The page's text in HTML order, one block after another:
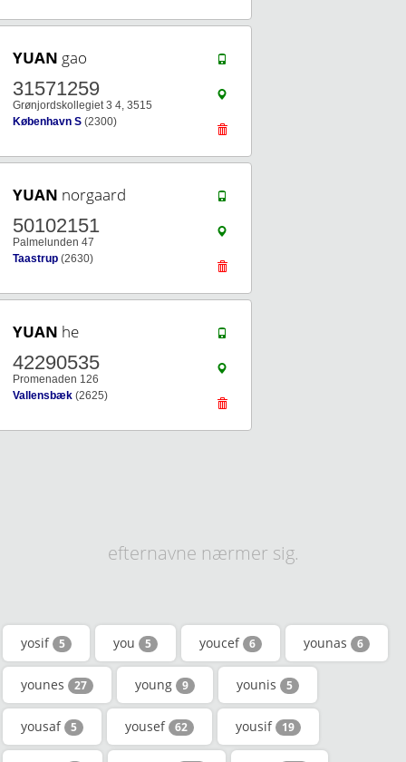
YUAN gao
31571259
Grønjordskollegiet 3 4, 3515
København S (2300)
YUAN norgaard
50102151
Palmelunden 47
Taastrup (2630)
YUAN he
42290535
Promenaden 126
Vallensbæk (2625)
efternavne nærmer sig.
yosif 5 you 5 youcef 6 younas 6
younes 27 young 9 younis 5
yousaf 5 yousef 62 yousif 19